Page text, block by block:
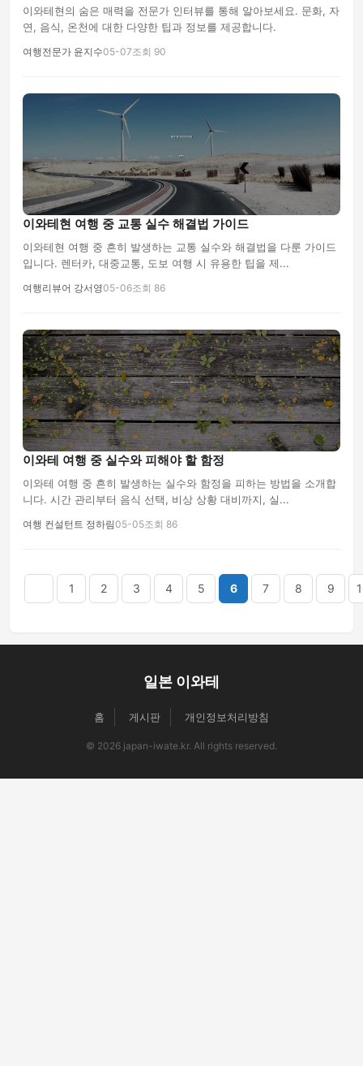
이와테현의 숨은 매력을 전문가 인터뷰를 통해 알아보세요. 문화, 자
연, 음식, 온천에 대한 다양한 팁과 정보를 제공합니다.
여행전문가 윤지수05-07조회 90
이와테현 여행 중 교통 실수 해결법 가이드
이와테현 여행 중 흔히 발생하는 교통 실수와 해결법을 다룬 가이드
입니다. 렌터카, 대중교통, 도보 여행 시 유용한 팁을 제...
여행리뷰어 강서영05-06조회 86
이와테 여행 중 실수와 피해야 할 함정
이와테 여행 중 흔히 발생하는 실수와 함정을 피하는 방법을 소개합
니다. 시간 관리부터 음식 선택, 비상 상황 대비까지, 실...
여행 컨설턴트 정하림05-05조회 86
1 2 3 4 5 6 7 8 9
일본 이와테
홈 게시판 개인정보처리방침
© 2026 japan-iwate.kr. All rights reserved.